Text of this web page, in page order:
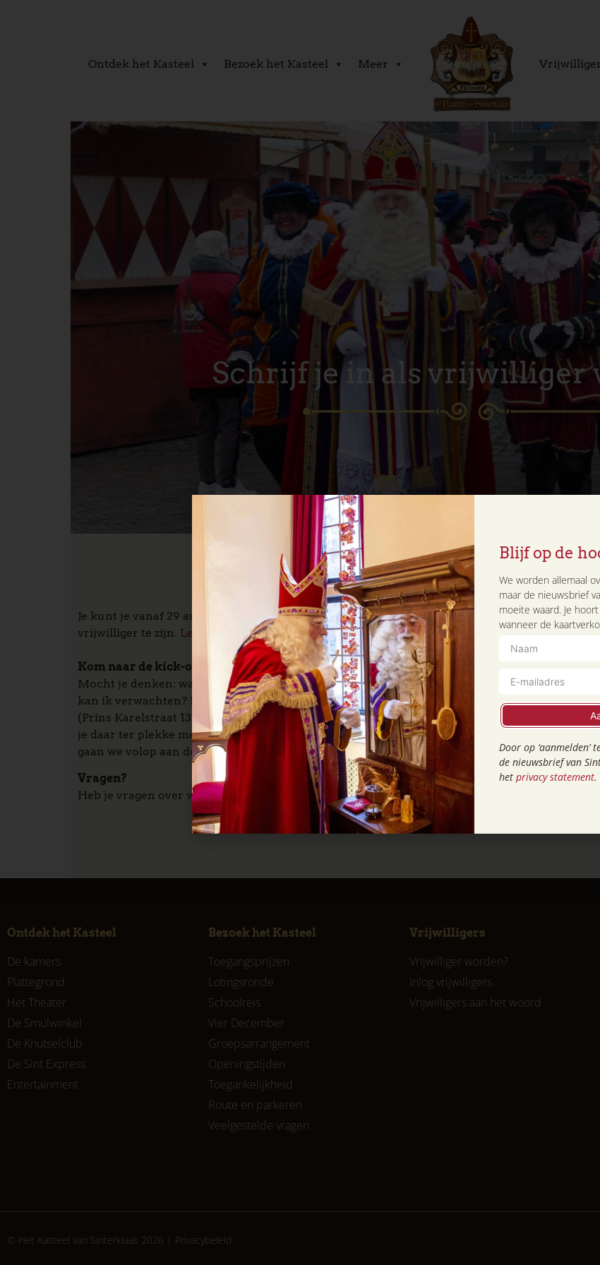
Ontdek het Kasteel Bezoek het Kasteel Meer
Schrijf je in als vrijwilliger
Je kunt je vanaf 29 augustus inschrijven voor het mooiste event van het jaar, Het Kasteel
vrijwilliger te zijn. Lees hier de enthousiaste verhalen van Louis, Ryan en Sjef. Ben jij er dit
Kom naar de kick-off bijeenkomst 19 september
Mocht je denken: wat houdt dat eigenlijk in, vrijwilliger voor Het Kasteel van Sinterklaas?
kan ik verwachten? Bof jij even, want opdonderdag 19 september om 19.30 uurben je van
(Prins Karelstraat 131 in Helmond). Daar hoef je je niet voor aan te melden, je loopt gewoon
je daar ter plekke meteen inschrijven. Makkelijker kunnen we het niet maken. Inschrijven
gaan we volop aan de slag met de planning.
Vragen?
Heb je vragen over vrijwilligerswerk voor Het Kasteel van Sinterklaas? Mail dan naar
Ontdek het Kasteel
De kamers
Plattegrond
Het Theater
De Smulwinkel
De Knutselclub
De Sint Express
Entertainment
Bezoek het Kasteel
Toegangsprijzen
Lotingsronde
Schoolreis
Vier December
Groepsarrangement
Openingstijden
Toegankelijkheid
Route en parkeren
Veelgestelde vragen
Vrijwilligers
Vrijwilliger worden?
Inlog vrijwilligers
Vrijwilligers aan het woord
© Het Kasteel van Sinterklaas 2026 | Privacybeleid
Blijf op de
We worden allemaal
maar de nieuwsbrief
moeite waard. Je
wanneer de
Door op ‘aanmelden’
de nieuwsbrief van
het privacy statement.